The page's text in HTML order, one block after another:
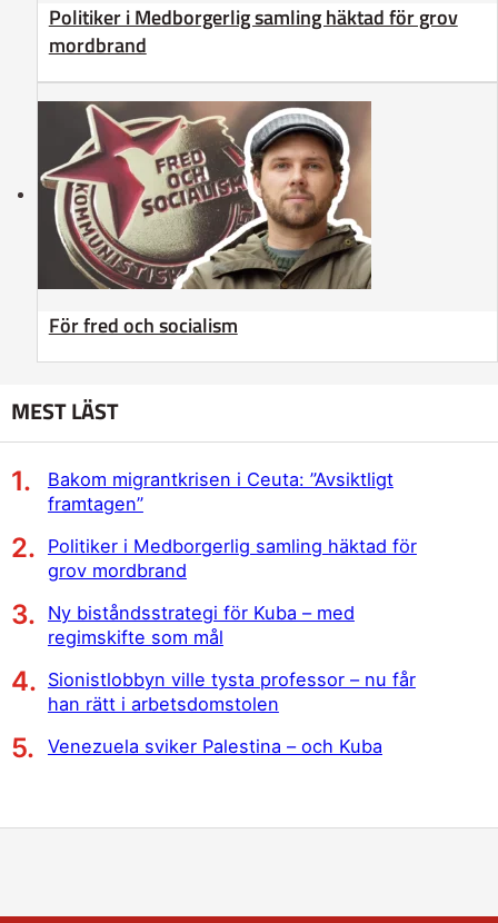
Politiker i Medborgerlig samling häktad för grov
mordbrand
För fred och socialism
MEST LÄST
Bakom migrantkrisen i Ceuta: ”Avsiktligt
framtagen”
Politiker i Medborgerlig samling häktad för
grov mordbrand
Ny biståndsstrategi för Kuba – med
regimskifte som mål
Sionistlobbyn ville tysta professor – nu får
han rätt i arbetsdomstolen
Venezuela sviker Palestina – och Kuba